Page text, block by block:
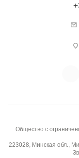
Общество с
223028, Минская обл.,